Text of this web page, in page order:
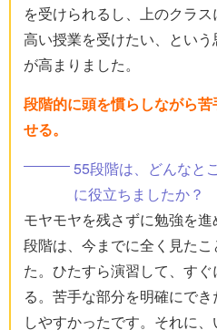
を受けられるし、上のクラ
高い授業を受けたい、とい
が高まりました。
段階的に頭を慣らしながら
せる。
55段階は、どんなと
に役立ちましたか？
モヤモヤを残さずに勉強を
段階は、今までに全く見た
た。ひたすら演習して、す
る。苦手な部分を明確にで
しやすかったです。それに